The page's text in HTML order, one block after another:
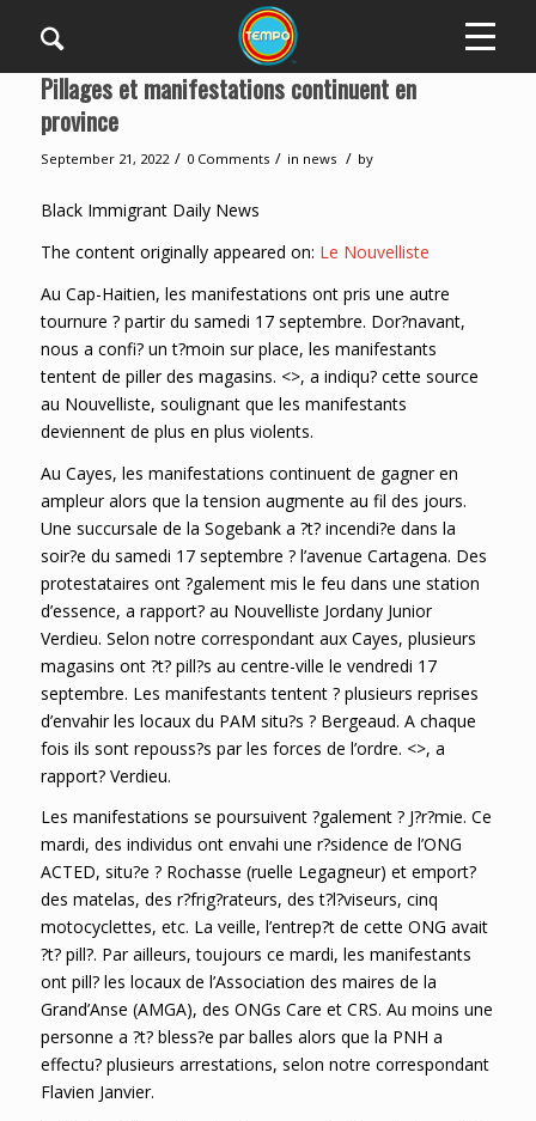
Pillages et manifestations continuent en
province
September 21, 2022 / 0 Comments / in news / by
Black Immigrant Daily News
The content originally appeared on: Le Nouvelliste
Au Cap-Haitien, les manifestations ont pris une autre
tournure ? partir du samedi 17 septembre. Dor?navant,
nous a confi? un t?moin sur place, les manifestants
tentent de piller des magasins. <>, a indiqu? cette source
au Nouvelliste, soulignant que les manifestants
deviennent de plus en plus violents.
Au Cayes, les manifestations continuent de gagner en
ampleur alors que la tension augmente au fil des jours.
Une succursale de la Sogebank a ?t? incendi?e dans la
soir?e du samedi 17 septembre ? l’avenue Cartagena. Des
protestataires ont ?galement mis le feu dans une station
d’essence, a rapport? au Nouvelliste Jordany Junior
Verdieu. Selon notre correspondant aux Cayes, plusieurs
magasins ont ?t? pill?s au centre-ville le vendredi 17
septembre. Les manifestants tentent ? plusieurs reprises
d’envahir les locaux du PAM situ?s ? Bergeaud. A chaque
fois ils sont repouss?s par les forces de l’ordre. <>, a
rapport? Verdieu.
Les manifestations se poursuivent ?galement ? J?r?mie. Ce
mardi, des individus ont envahi une r?sidence de l’ONG
ACTED, situ?e ? Rochasse (ruelle Legagneur) et emport?
des matelas, des r?frig?rateurs, des t?l?viseurs, cinq
motocyclettes, etc. La veille, l’entrep?t de cette ONG avait
?t? pill?. Par ailleurs, toujours ce mardi, les manifestants
ont pill? les locaux de l’Association des maires de la
Grand’Anse (AMGA), des ONGs Care et CRS. Au moins une
personne a ?t? bless?e par balles alors que la PNH a
effectu? plusieurs arrestations, selon notre correspondant
Flavien Janvier.